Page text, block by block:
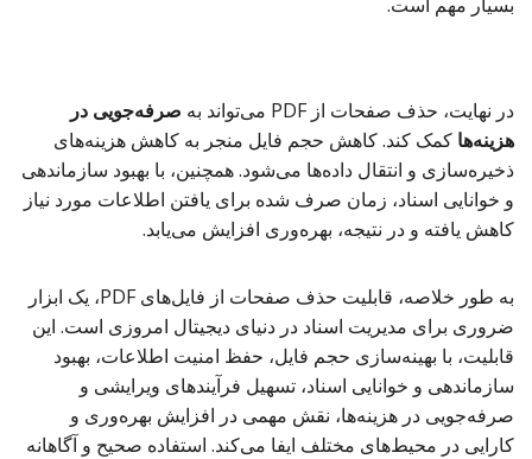
در نهایت، حذف صفحات از PDF می‌تواند به
صرفه‌جویی در
هزینه‌ها کمک کند. کاهش حجم فایل منجر به کاهش هزینه‌های
ذخیره‌سازی و انتقال داده‌ها می‌شود. همچنین، با بهبود سازماندهی
و خوانایی اسناد، زمان صرف شده برای یافتن اطلاعات مورد نیاز
کاهش یافته و در نتیجه، بهره‌وری افزایش می‌یابد.
به طور خلاصه، قابلیت حذف صفحات از فایل‌های PDF، یک ابزار
ضروری برای مدیریت اسناد در دنیای دیجیتال امروزی است. این
قابلیت، با بهینه‌سازی حجم فایل، حفظ امنیت اطلاعات، بهبود
سازماندهی و خوانایی اسناد، تسهیل فرآیندهای ویرایشی و
صرفه‌جویی در هزینه‌ها، نقش مهمی در افزایش بهره‌وری و
کارایی در محیط‌های مختلف ایفا می‌کند. استفاده صحیح و آگاهانه